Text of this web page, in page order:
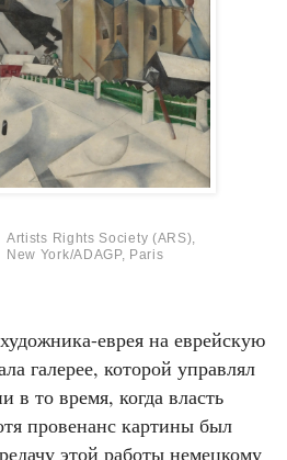
Artists Rights Society (ARS),
New York/ADAGP, Paris
еврея на еврейскую
галерее, которой управлял
в то время, когда власть
провенанс картины был
этой работы немецкому